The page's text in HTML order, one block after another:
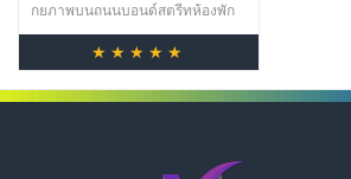
กยภาพบนถนนบอนด์สตรีทห้องพัก
แบบ standard : 2 ห้องนอน 2 น้ำ ที่
โดดเด่นด้วยพื้นที่ใช้สอยที่กว้าง
★★★★★